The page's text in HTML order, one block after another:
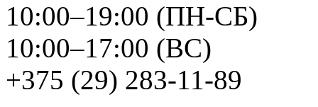
10:00–19:00 (ПН-СБ)
10:00–17:00 (ВС)
+375 (29) 283-11-89